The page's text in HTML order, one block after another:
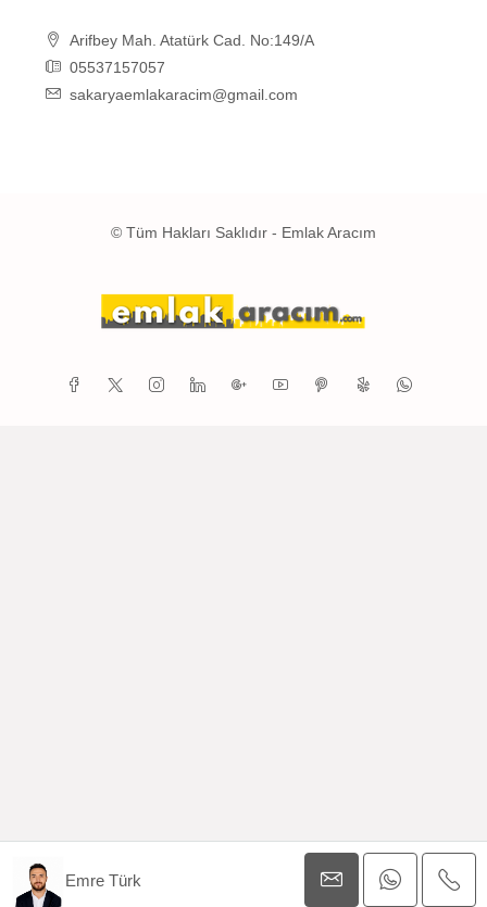
Emre Türk
Arifbey Mah. Atatürk Cad. No:149/A
05537157057
sakaryaemlakaracim@gmail.com
© Tüm Hakları Saklıdır - Emlak Aracım